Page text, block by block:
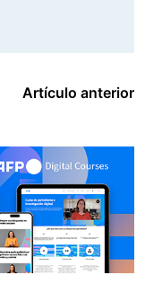
Artículo anterior